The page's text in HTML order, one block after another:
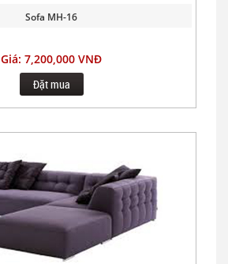
Sofa MH-16
Giá: 7,200,000 VNĐ
Đặt mua